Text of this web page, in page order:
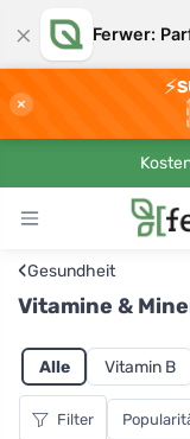
× Ferwer:
×
⚡
‹Gesundheit
Vitamine &
Alle Vitamin B
Filter